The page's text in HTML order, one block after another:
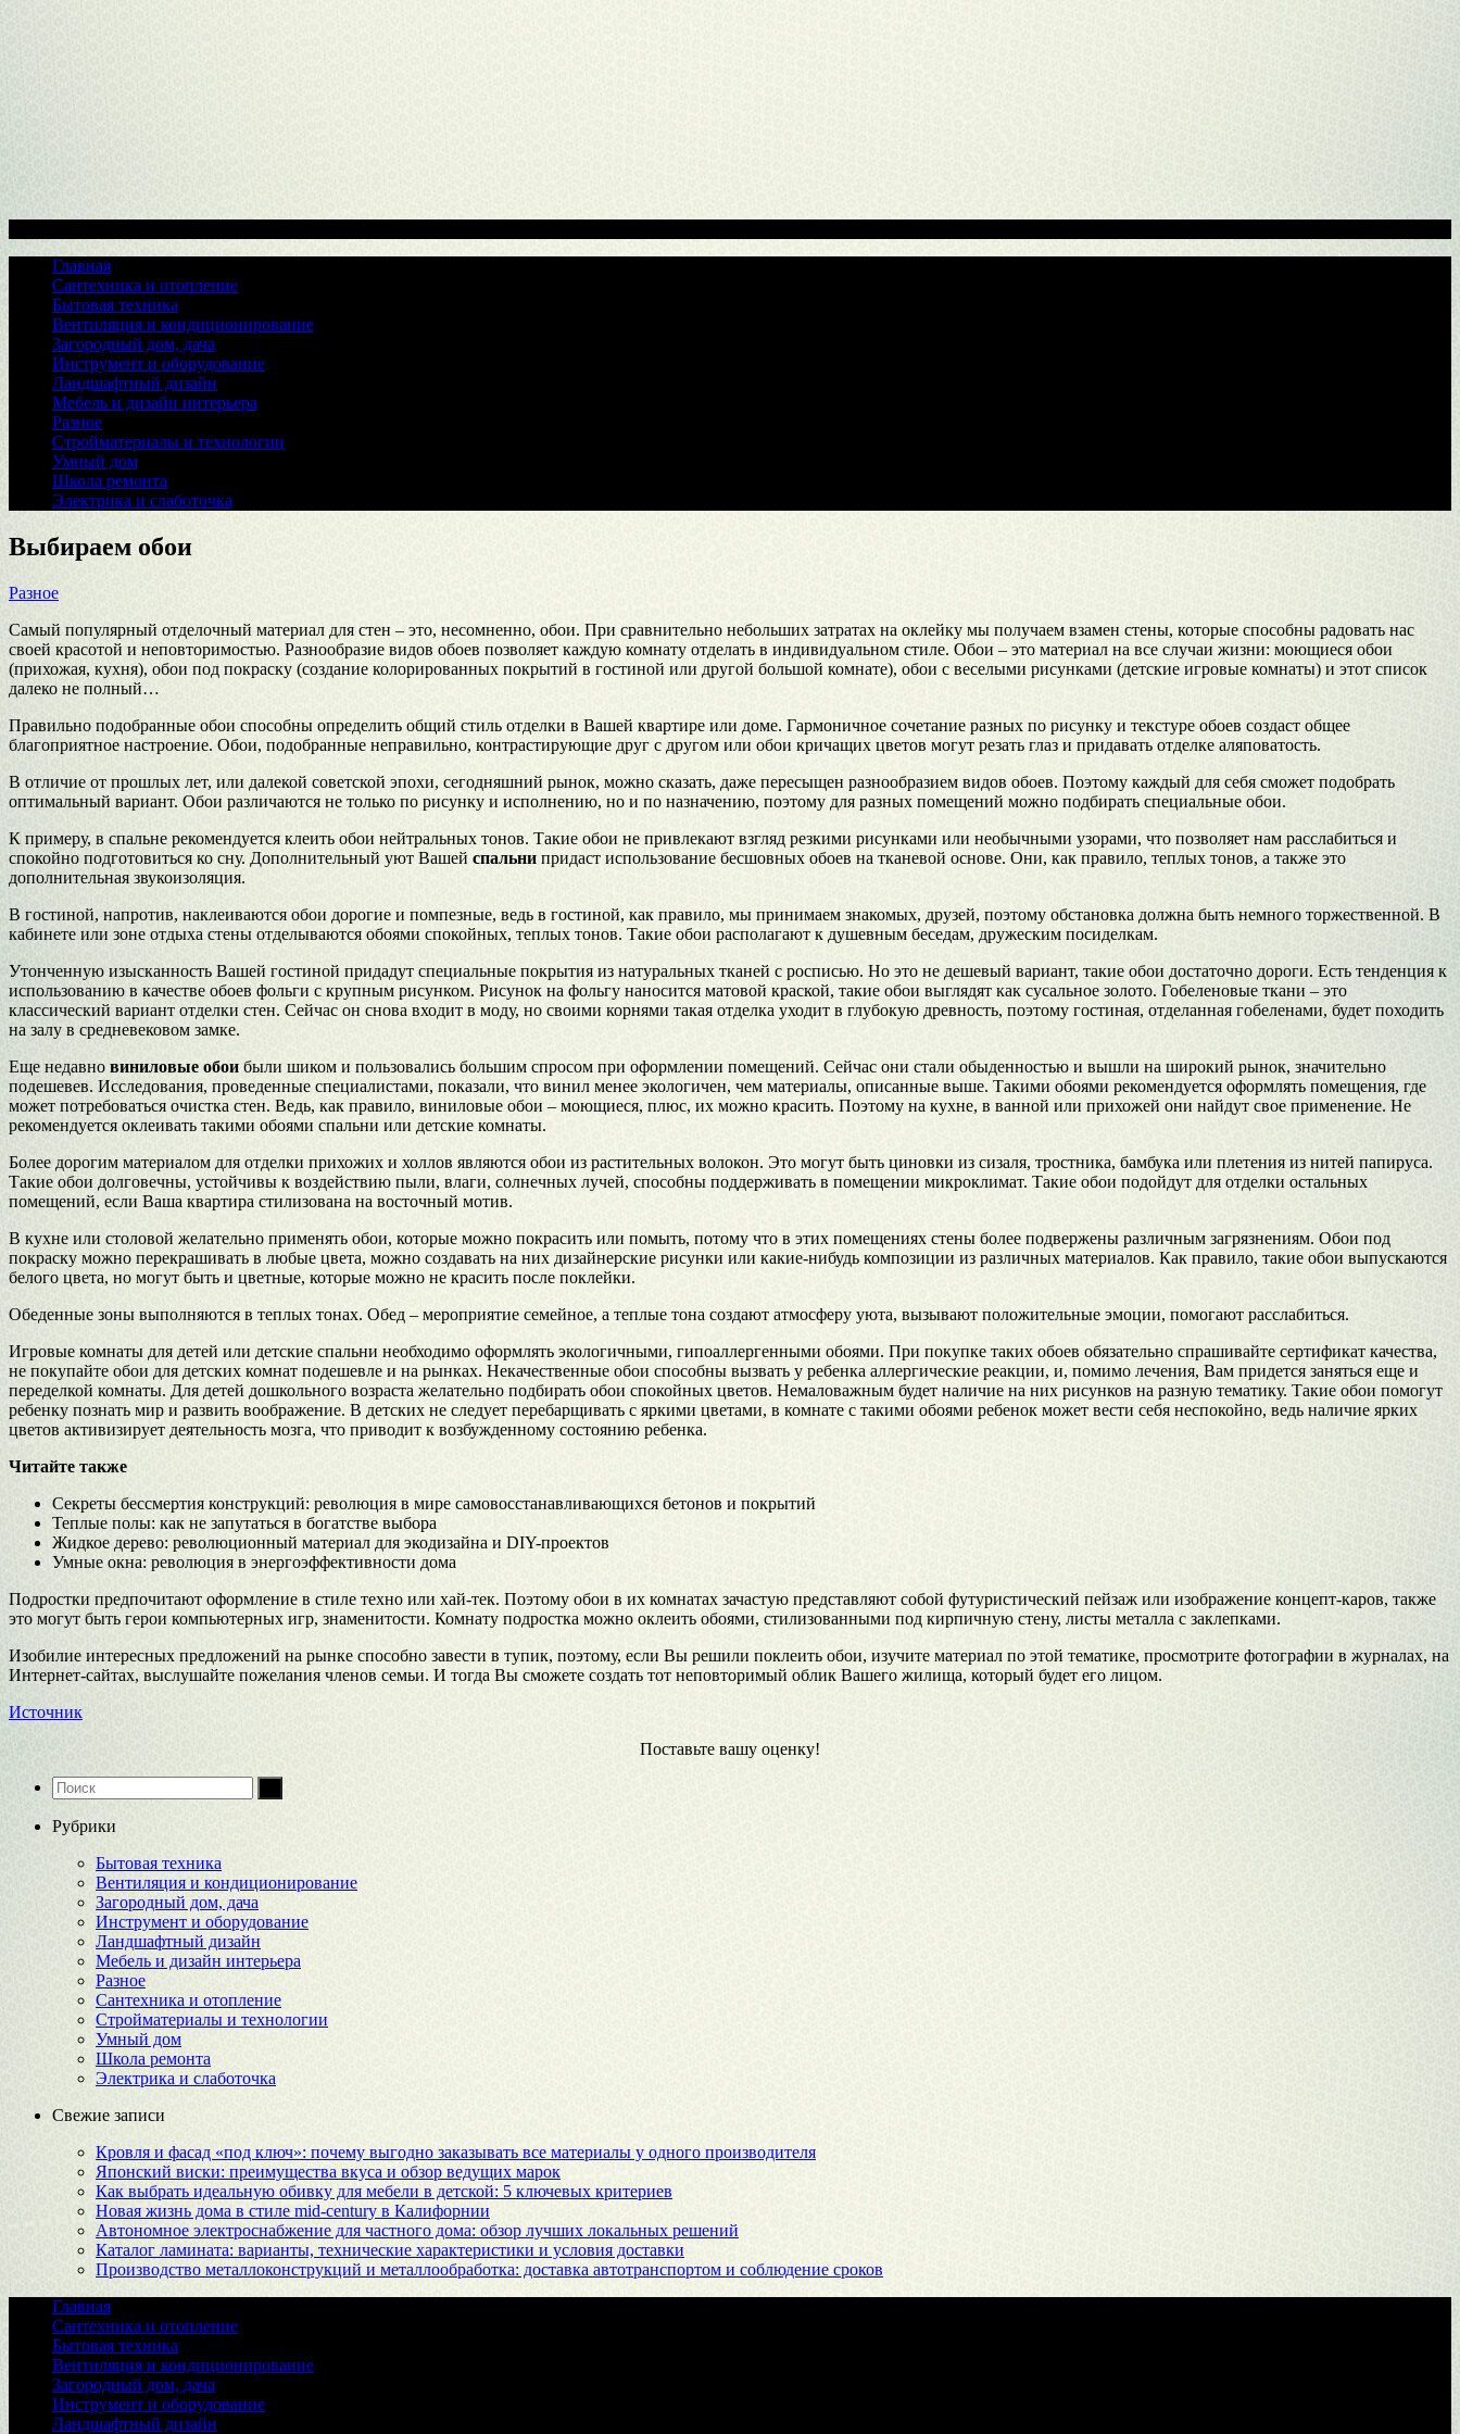
Главная
Сантехника и отопление
Бытовая техника
Вентиляция и кондиционирование
Загородный дом, дача
Инструмент и оборудование
Ландшафтный дизайн
Мебель и дизайн интерьера
Разное
Стройматериалы и технологии
Умный дом
Школа ремонта
Электрика и слаботочка
Выбираем обои
Разное
Самый популярный отделочный материал для стен – это, несомненно, обои. При сравнительно небольших затратах на оклейку мы получаем взамен стены, которые способны радовать нас
своей красотой и неповторимостью. Разнообразие видов обоев позволяет каждую комнату отделать в индивидуальном стиле. Обои – это материал на все случаи жизни: моющиеся обои
(прихожая, кухня), обои под покраску (создание колорированных покрытий в гостиной или другой большой комнате), обои с веселыми рисунками (детские игровые комнаты) и этот список
далеко не полный…
Правильно подобранные обои способны определить общий стиль отделки в Вашей квартире или доме. Гармоничное сочетание разных по рисунку и текстуре обоев создаст общее
благоприятное настроение. Обои, подобранные неправильно, контрастирующие друг с другом или обои кричащих цветов могут резать глаз и придавать отделке аляповатость.
В отличие от прошлых лет, или далекой советской эпохи, сегодняшний рынок, можно сказать, даже пересыщен разнообразием видов обоев. Поэтому каждый для себя сможет подобрать
оптимальный вариант. Обои различаются не только по рисунку и исполнению, но и по назначению, поэтому для разных помещений можно подбирать специальные обои.
К примеру, в спальне рекомендуется клеить обои нейтральных тонов. Такие обои не привлекают взгляд резкими рисунками или необычными узорами, что позволяет нам расслабиться и
спокойно подготовиться ко сну. Дополнительный уют Вашей спальни придаст использование бесшовных обоев на тканевой основе. Они, как правило, теплых тонов, а также это
дополнительная звукоизоляция.
В гостиной, напротив, наклеиваются обои дорогие и помпезные, ведь в гостиной, как правило, мы принимаем знакомых, друзей, поэтому обстановка должна быть немного торжественной. В
кабинете или зоне отдыха стены отделываются обоями спокойных, теплых тонов. Такие обои располагают к душевным беседам, дружеским посиделкам.
Утонченную изысканность Вашей гостиной придадут специальные покрытия из натуральных тканей с росписью. Но это не дешевый вариант, такие обои достаточно дороги. Есть тенденция к
использованию в качестве обоев фольги с крупным рисунком. Рисунок на фольгу наносится матовой краской, такие обои выглядят как сусальное золото. Гобеленовые ткани – это
классический вариант отделки стен. Сейчас он снова входит в моду, но своими корнями такая отделка уходит в глубокую древность, поэтому гостиная, отделанная гобеленами, будет походить
на залу в средневековом замке.
Еще недавно виниловые обои были шиком и пользовались большим спросом при оформлении помещений. Сейчас они стали обыденностью и вышли на широкий рынок, значительно
подешевев. Исследования, проведенные специалистами, показали, что винил менее экологичен, чем материалы, описанные выше. Такими обоями рекомендуется оформлять помещения, где
может потребоваться очистка стен. Ведь, как правило, виниловые обои – моющиеся, плюс, их можно красить. Поэтому на кухне, в ванной или прихожей они найдут свое применение. Не
рекомендуется оклеивать такими обоями спальни или детские комнаты.
Более дорогим материалом для отделки прихожих и холлов являются обои из растительных волокон. Это могут быть циновки из сизаля, тростника, бамбука или плетения из нитей папируса.
Такие обои долговечны, устойчивы к воздействию пыли, влаги, солнечных лучей, способны поддерживать в помещении микроклимат. Такие обои подойдут для отделки остальных
помещений, если Ваша квартира стилизована на восточный мотив.
В кухне или столовой желательно применять обои, которые можно покрасить или помыть, потому что в этих помещениях стены более подвержены различным загрязнениям. Обои под
покраску можно перекрашивать в любые цвета, можно создавать на них дизайнерские рисунки или какие-нибудь композиции из различных материалов. Как правило, такие обои выпускаются
белого цвета, но могут быть и цветные, которые можно не красить после поклейки.
Обеденные зоны выполняются в теплых тонах. Обед – мероприятие семейное, а теплые тона создают атмосферу уюта, вызывают положительные эмоции, помогают расслабиться.
Игровые комнаты для детей или детские спальни необходимо оформлять экологичными, гипоаллергенными обоями. При покупке таких обоев обязательно спрашивайте сертификат качества,
не покупайте обои для детских комнат подешевле и на рынках. Некачественные обои способны вызвать у ребенка аллергические реакции, и, помимо лечения, Вам придется заняться еще и
переделкой комнаты. Для детей дошкольного возраста желательно подбирать обои спокойных цветов. Немаловажным будет наличие на них рисунков на разную тематику. Такие обои помогут
ребенку познать мир и развить воображение. В детских не следует перебарщивать с яркими цветами, в комнате с такими обоями ребенок может вести себя неспокойно, ведь наличие ярких
цветов активизирует деятельность мозга, что приводит к возбужденному состоянию ребенка.
Читайте также
Секреты бессмертия конструкций: революция в мире самовосстанавливающихся бетонов и покрытий
Теплые полы: как не запутаться в богатстве выбора
Жидкое дерево: революционный материал для экодизайна и DIY-проектов
Умные окна: революция в энергоэффективности дома
Подростки предпочитают оформление в стиле техно или хай-тек. Поэтому обои в их комнатах зачастую представляют собой футуристический пейзаж или изображение концепт-каров, также
это могут быть герои компьютерных игр, знаменитости. Комнату подростка можно оклеить обоями, стилизованными под кирпичную стену, листы металла с заклепками.
Изобилие интересных предложений на рынке способно завести в тупик, поэтому, если Вы решили поклеить обои, изучите материал по этой тематике, просмотрите фотографии в журналах, на
Интернет-сайтах, выслушайте пожелания членов семьи. И тогда Вы сможете создать тот неповторимый облик Вашего жилища, который будет его лицом.
Источник
Поставьте вашу оценку!
Рубрики
Бытовая техника
Вентиляция и кондиционирование
Загородный дом, дача
Инструмент и оборудование
Ландшафтный дизайн
Мебель и дизайн интерьера
Разное
Сантехника и отопление
Стройматериалы и технологии
Умный дом
Школа ремонта
Электрика и слаботочка
Свежие записи
Кровля и фасад «под ключ»: почему выгодно заказывать все материалы у одного производителя
Японский виски: преимущества вкуса и обзор ведущих марок
Как выбрать идеальную обивку для мебели в детской: 5 ключевых критериев
Новая жизнь дома в стиле mid-century в Калифорнии
Автономное электроснабжение для частного дома: обзор лучших локальных решений
Каталог ламината: варианты, технические характеристики и условия доставки
Производство металлоконструкций и металлообработка: доставка автотранспортом и соблюдение сроков
Главная
Сантехника и отопление
Бытовая техника
Вентиляция и кондиционирование
Загородный дом, дача
Инструмент и оборудование
Ландшафтный дизайн